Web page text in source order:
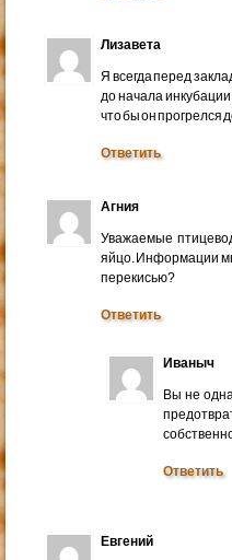
Лизавета
Я всегда перед
до начала
что бы он прогрелся
Ответить
Агния
Уважаемые
яйцо. Информации
перекисью?
Ответить
Иваныч
Вы не
Ответить
Евгений